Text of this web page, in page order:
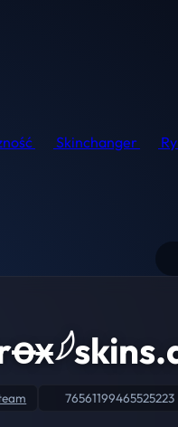
Skinchanger
76561199465525223